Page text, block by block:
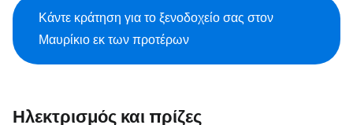
Κάντε κράτηση για το ξενοδοχείο σας στον
Μαυρίκιο εκ των προτέρων
Ηλεκτρισμός και πρίζες